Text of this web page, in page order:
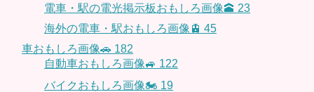
電車・駅の電光掲示板おもしろ画像🕋 23
海外の電車・駅おもしろ画像🚊 45
車おもしろ画像🚗 182
自動車おもしろ画像🚙 122
バイクおもしろ画像🏍 19